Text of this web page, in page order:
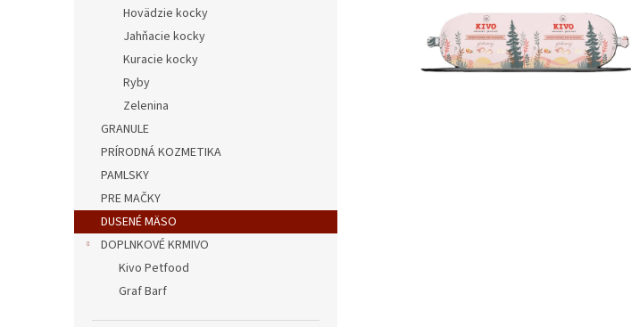
Hovädzie kocky
Jahňacie kocky
Kuracie kocky
Ryby
Zelenina
GRANULE
PRÍRODNÁ KOZMETIKA
PAMLSKY
PRE MAČKY
DUSENÉ MÄSO
DOPLNKOVÉ KRMIVO
Kivo Petfood
Graf Barf